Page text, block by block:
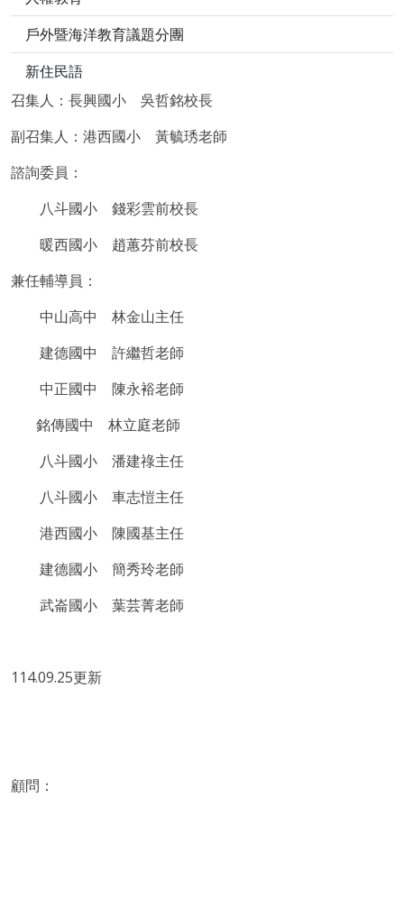
戶外暨海洋教育議題分團
新住民語
召集人：長興國小 吳哲銘校長
副召集人：港西國小 黃毓琇老師
諮詢委員：
八斗國小 錢彩雲前校長
暖西國小 趙蕙芬前校長
兼任輔導員：
中山高中 林金山主任
建德國中 許繼哲老師
中正國中 陳永裕老師
銘傳國中 林立庭老師
八斗國小 潘建祿主任
八斗國小 車志愷主任
港西國小 陳國基主任
建德國小 簡秀玲老師
武崙國小 葉芸菁老師
114.09.25更新
顧問：